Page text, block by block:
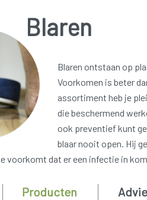
Blaren
Blaren ontstaan op
Voorkomen is beter
assortiment heb je
die beschermend
ook preventief kunt
blaar nooit open. Hij
voorkomt dat er een infectie in
Producten